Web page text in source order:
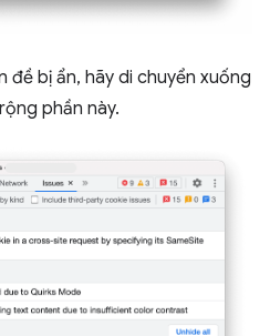
đề bị ẩn, hãy di chuyển xuống
phần này.